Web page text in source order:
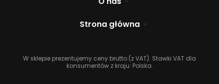
Strona główna
W sklepie prezentujemy ceny brutto (z VAT). Stawki VAT dla
konsumentów z kraju: Polska.